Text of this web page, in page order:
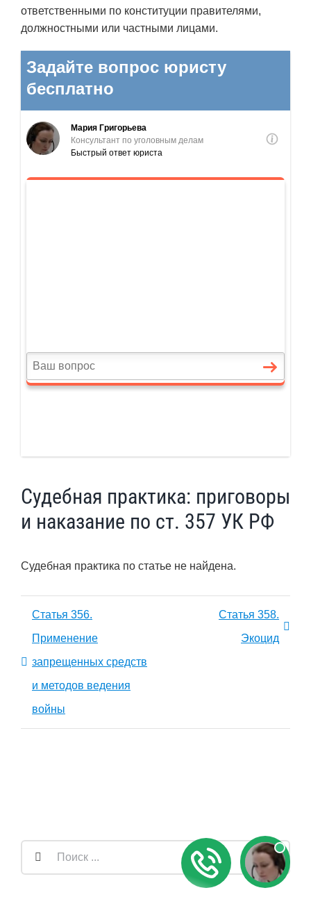
ответственными по конституции правителями,
должностными или частными лицами.
Судебная практика: приговоры
и наказание по ст. 357 УК РФ
Судебная практика по статье не найдена.
Статья 356.
Применение
запрещенных средств
и методов ведения
войны
Статья 358.
Экоцид